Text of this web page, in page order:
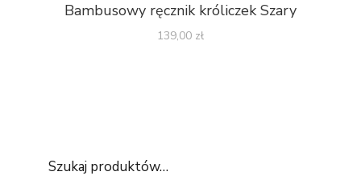
Bambusowy ręcznik króliczek Szary
139,00 zł
Szukaj produktów…